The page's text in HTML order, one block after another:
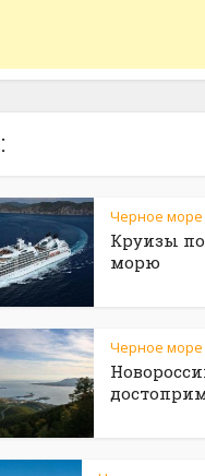
Черное море
Круизы
морю
Черное море